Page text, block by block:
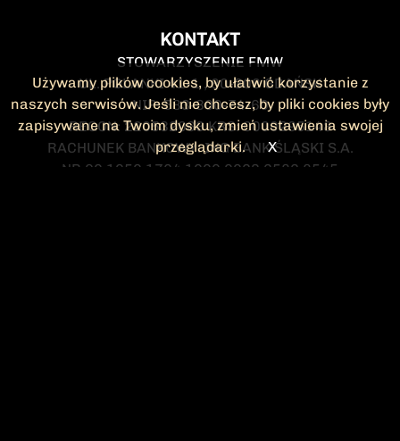
KONTAKT
STOWARZYSZENIE FMW
UL. POLANKI 41-1 , 80-308 GDAŃSK
NIP: 583-300-74-60
REGON: 220532063 KRS: 0000295148
RACHUNEK BANKOWY: ING BANK ŚLĄSKI S.A.
NR 90 1050 1764 1000 0023 2582 8545
Używamy plików cookies, by ułatwić korzystanie z
naszych serwisów. Jeśli nie chcesz, by pliki cookies były
zapisywane na Twoim dysku, zmień ustawienia swojej
przeglądarki.
X